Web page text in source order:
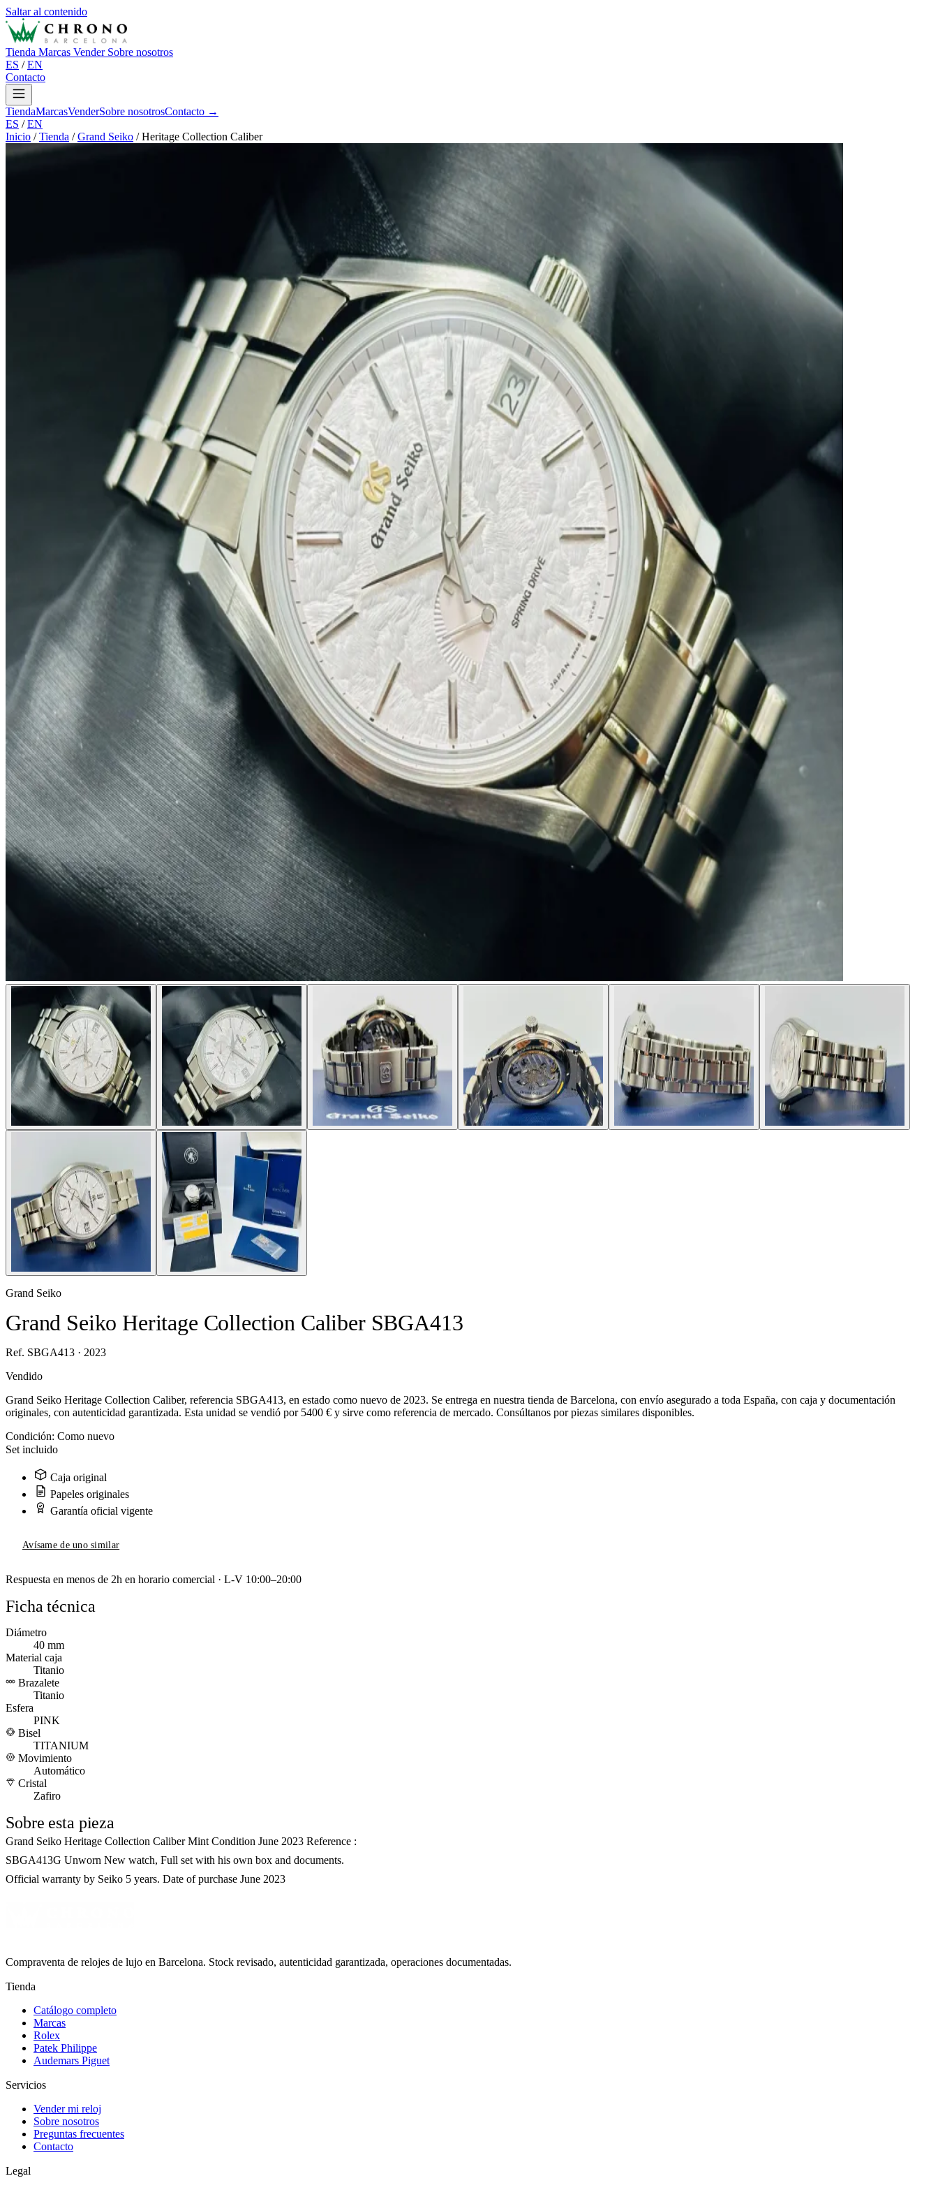
Saltar al contenido
Tienda Marcas Vender Sobre nosotros
ES / EN
Contacto
TiendaMarcasVenderSobre nosotrosContacto →
ES / EN
Inicio / Tienda / Grand Seiko / Heritage Collection Caliber
Grand Seiko
Grand Seiko Heritage Collection Caliber SBGA413
Ref. SBGA413 · 2023
Vendido
Grand Seiko Heritage Collection Caliber, referencia SBGA413, en estado como nuevo de 2023. Se entrega en nuestra tienda de Barcelona, con envío asegurado a toda España, con caja y documentación
originales, con autenticidad garantizada. Esta unidad se vendió por 5400 € y sirve como referencia de mercado. Consúltanos por piezas similares disponibles.
Condición: Como nuevo
Set incluido
Caja original
Papeles originales
Garantía oficial vigente
Avísame de uno similar
Respuesta en menos de 2h en horario comercial · L-V 10:00–20:00
Ficha técnica
Diámetro
40 mm
Material caja
Titanio
Brazalete
Titanio
Esfera
PINK
Bisel
TITANIUM
Movimiento
Automático
Cristal
Zafiro
Sobre esta pieza
Grand Seiko Heritage Collection Caliber Mint Condition June 2023 Reference :
SBGA413G Unworn New watch, Full set with his own box and documents.
Official warranty by Seiko 5 years. Date of purchase June 2023
Compraventa de relojes de lujo en Barcelona. Stock revisado, autenticidad garantizada, operaciones documentadas.
Tienda
Catálogo completo
Marcas
Rolex
Patek Philippe
Audemars Piguet
Servicios
Vender mi reloj
Sobre nosotros
Preguntas frecuentes
Contacto
Legal